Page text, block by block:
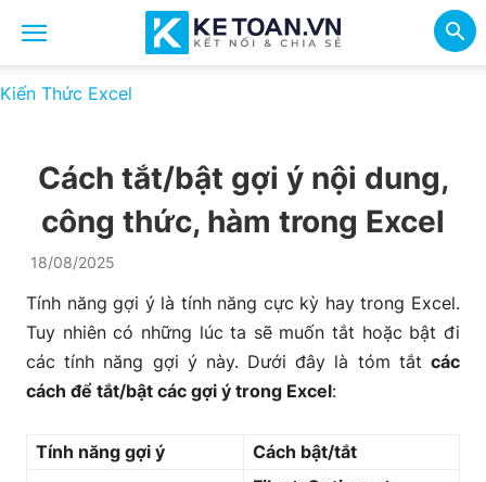
Kiến Thức Excel
Cách tắt/bật gợi ý nội dung,
công thức, hàm trong Excel
18/08/2025
Tính năng gợi ý là tính năng cực kỳ hay trong Excel.
Tuy nhiên có những lúc ta sẽ muốn tắt hoặc bật đi
các tính năng gợi ý này. Dưới đây là tóm tắt các
cách để tắt/bật các gợi ý trong Excel:
Tính năng gợi ý Cách bật/tắt